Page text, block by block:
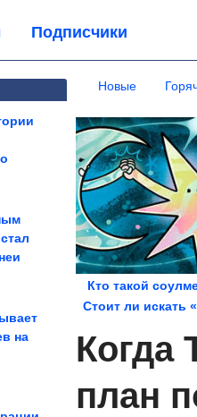
Подписчики
на
Новые
Кто такой
Стоит ли искать
Когда
план